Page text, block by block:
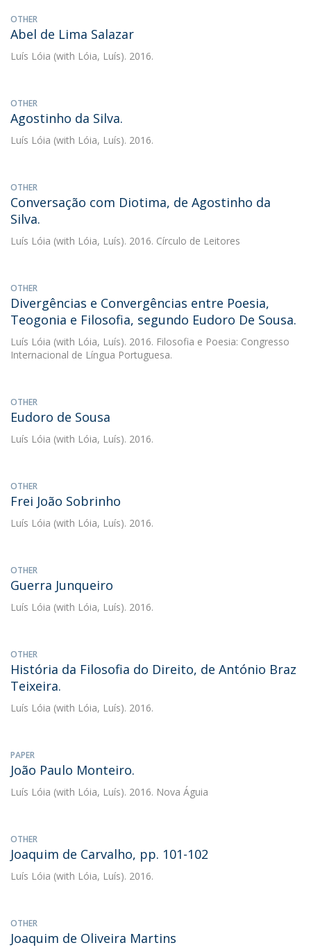
OTHER
Abel de Lima Salazar
Luís Lóia (with Lóia, Luís). 2016.
OTHER
Agostinho da Silva.
Luís Lóia (with Lóia, Luís). 2016.
OTHER
Conversação com Diotima, de Agostinho da
Silva.
Luís Lóia (with Lóia, Luís). 2016. Círculo de Leitores
OTHER
Divergências e Convergências entre Poesia,
Teogonia e Filosofia, segundo Eudoro De Sousa.
Luís Lóia (with Lóia, Luís). 2016. Filosofia e Poesia: Congresso
Internacional de Língua Portuguesa.
OTHER
Eudoro de Sousa
Luís Lóia (with Lóia, Luís). 2016.
OTHER
Frei João Sobrinho
Luís Lóia (with Lóia, Luís). 2016.
OTHER
Guerra Junqueiro
Luís Lóia (with Lóia, Luís). 2016.
OTHER
História da Filosofia do Direito, de António Braz
Teixeira.
Luís Lóia (with Lóia, Luís). 2016.
PAPER
João Paulo Monteiro.
Luís Lóia (with Lóia, Luís). 2016. Nova Águia
OTHER
Joaquim de Carvalho, pp. 101-102
Luís Lóia (with Lóia, Luís). 2016.
OTHER
Joaquim de Oliveira Martins